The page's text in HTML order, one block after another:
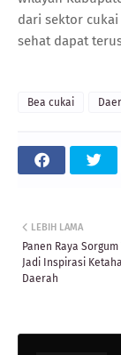
dari sektor
sehat dapat
Bea cukai
LEBIH LAMA
Panen Raya Sorgum
Jadi Inspirasi
Daerah